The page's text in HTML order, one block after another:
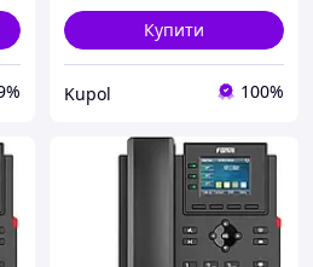
Купити
Kupol 100%